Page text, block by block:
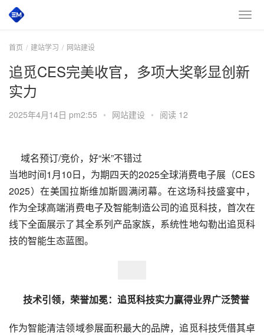
首页 建站学习 网站建设
追觅CES完美收官，多项大奖彰显创新
实力
2025年4月14日 pm2:55 • 网站建设 • 阅读 12
域名预订/竞价，好“米”不错过
当地时间1月10日，为期四天的2025全球消费电子展（CES
2025）在美国拉斯维加斯圆满闭幕。在这场科技盛宴中，
作为全球高端消费电子及智能制造公司的追觅科技，首次在
线下全面展示了其全系列产品家族，系统性地勾勒出追觅科
技的智能生态蓝图。
技术引领，荣誉加冕：追觅科技实力赢得业界广泛赞誉
作为智能清洁领域参展面积最大的品牌，追觅科技凭借其卓